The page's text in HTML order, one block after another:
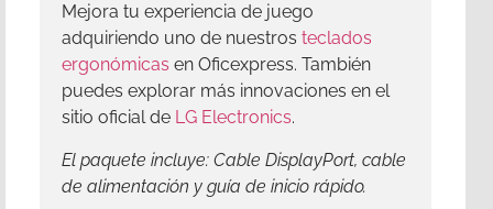
Mejora tu experiencia de juego
adquiriendo uno de nuestros teclados
ergonómicas en Oficexpress. También
puedes explorar más innovaciones en el
sitio oficial de LG Electronics.
El paquete incluye: Cable DisplayPort, cable
de alimentación y guía de inicio rápido.